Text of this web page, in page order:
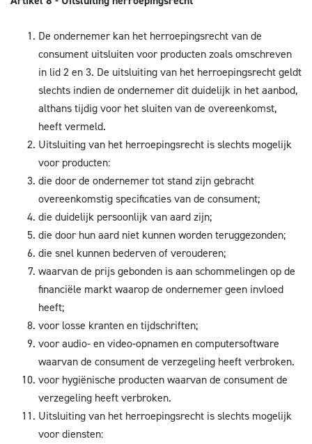
De ondernemer kan het herroepingsrecht van de
consument uitsluiten voor producten zoals omschreven
in lid 2 en 3. De uitsluiting van het herroepingsrecht geldt
slechts indien de ondernemer dit duidelijk in het aanbod,
althans tijdig voor het sluiten van de overeenkomst,
heeft vermeld.
Uitsluiting van het herroepingsrecht is slechts mogelijk
voor producten:
die door de ondernemer tot stand zijn gebracht
overeenkomstig specificaties van de consument;
die duidelijk persoonlijk van aard zijn;
die door hun aard niet kunnen worden teruggezonden;
die snel kunnen bederven of verouderen;
waarvan de prijs gebonden is aan schommelingen op de
financiële markt waarop de ondernemer geen invloed
heeft;
voor losse kranten en tijdschriften;
voor audio- en video-opnamen en computersoftware
waarvan de consument de verzegeling heeft verbroken.
voor hygiënische producten waarvan de consument de
verzegeling heeft verbroken.
Uitsluiting van het herroepingsrecht is slechts mogelijk
voor diensten: